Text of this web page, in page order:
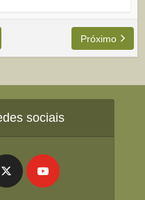
Próximo
sociais